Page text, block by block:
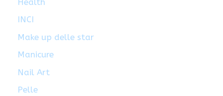
INCI
Make up delle star
Manicure
Nail Art
Pelle